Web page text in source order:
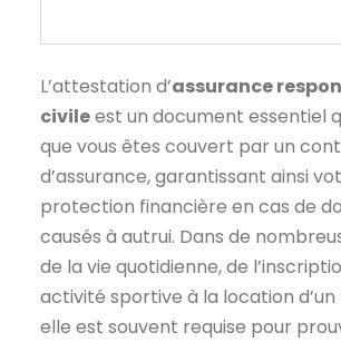
L’attestation d’assurance
civileest un document essentiel
que vous êtes couvert par un
d’assurance, garantissant ainsi
protection financière en cas de
causés à autrui. Dans de
de la vie quotidienne, de
activité sportive à la location
elle est souvent requise pour